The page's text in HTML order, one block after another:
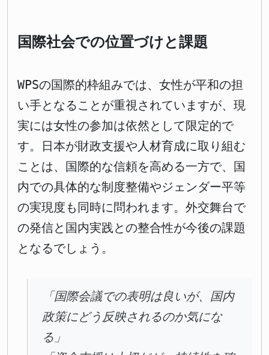
国際社会での位置づけと課題
WPSの国際的枠組みでは、女性が平和の担
い手となることが重視されていますが、現
実には女性の参加は依然として限定的で
す。日本が財政支援や人材育成に取り組む
ことは、国際的な信頼を高める一方で、国
内での具体的な制度整備やジェンダー平等
の実現度も同時に問われます。外交舞台で
の発信と国内実践との整合性が今後の課題
となるでしょう。
「国際会議での表明は良いが、国内
政策にどう反映されるのか気にな
る」